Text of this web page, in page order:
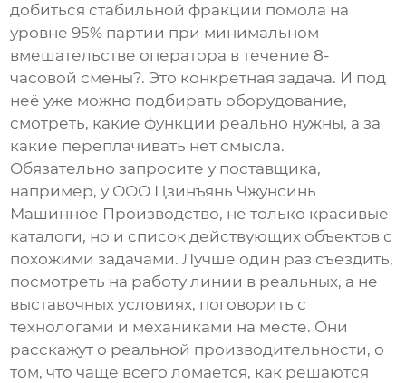
добиться стабильной фракции помола на
уровне 95% партии при минимальном
вмешательстве оператора в течение 8-
часовой смены?. Это конкретная задача. И под
неё уже можно подбирать оборудование,
смотреть, какие функции реально нужны, а за
какие переплачивать нет смысла.
Обязательно запросите у поставщика,
например, у ООО Цзинъянь Чжунсинь
Машинное Производство, не только красивые
каталоги, но и список действующих объектов с
похожими задачами. Лучше один раз съездить,
посмотреть на работу линии в реальных, а не
выставочных условиях, поговорить с
технологами и механиками на месте. Они
расскажут о реальной производительности, о
том, что чаще всего ломается, как решаются